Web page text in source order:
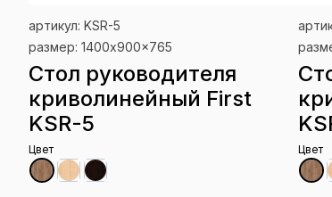
артикул: KSR-5
размер: 1400x900x765
Стол руководителя
криволинейный First
KSR-5
Цвет Цвет